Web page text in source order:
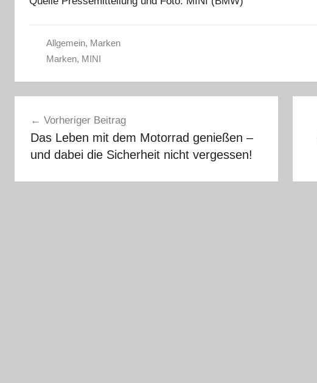
Allgemein, Marken
Marken, MINI
Vorheriger Beitrag
Das Leben mit dem Motorrad genießen –
und dabei die Sicherheit nicht vergessen!